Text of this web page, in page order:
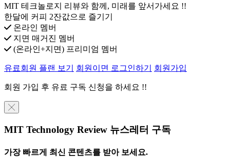
MIT 테크놀로지 리뷰와 함께, 미래를 앞서가세요 !!
한달에 커피 2잔값으로 즐기기
온라인 멤버
지면 매거진 멤버
(온라인+지면) 프리미엄 멤버
유료회원 플랜 보기 회원이면 로그인하기 회원가입
회원 가입 후 유료 구독 신청을 하세요 !!
╳
MIT Technology Review 뉴스레터 구독
가장 빠르게 최신 콘텐츠를 받아 보세요.